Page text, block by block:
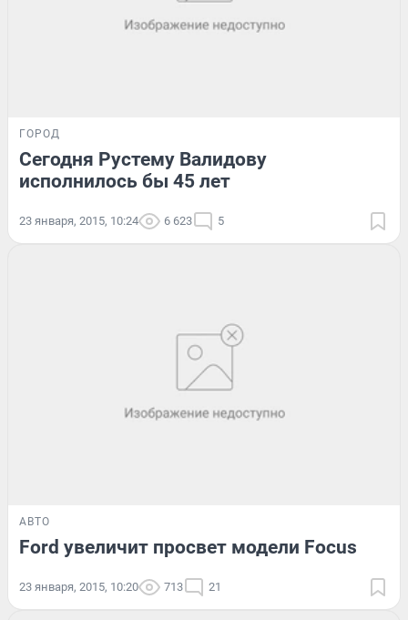
ГОРОД
Сегодня Рустему Валидову
исполнилось бы 45 лет
23 января, 2015, 10:24 6 623 5
АВТО
Ford увеличит просвет модели Focus
23 января, 2015, 10:20 713 21